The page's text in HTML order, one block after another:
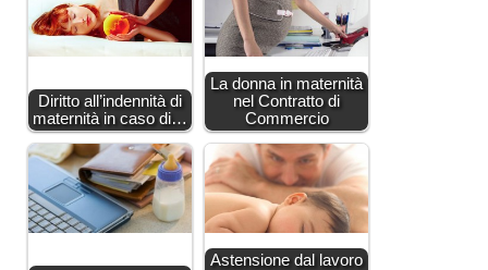
Diritto all’indennità di
maternità in caso di…
La donna in maternità
nel Contratto di
Commercio
Astensione dal lavoro